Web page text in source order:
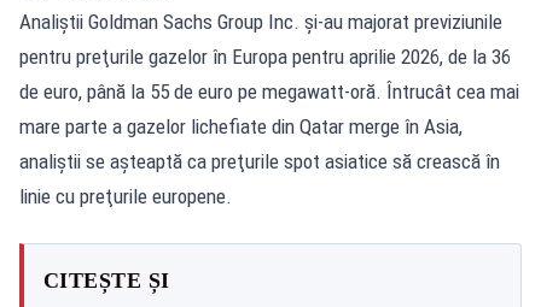
Analiştii Goldman Sachs Group Inc. şi-au majorat previziunile
pentru preţurile gazelor în Europa pentru aprilie 2026, de la 36
de euro, până la 55 de euro pe megawatt-oră. Întrucât cea mai
mare parte a gazelor lichefiate din Qatar merge în Asia,
analiştii se aşteaptă ca preţurile spot asiatice să crească în
linie cu preţurile europene.
CITEȘTE ȘI